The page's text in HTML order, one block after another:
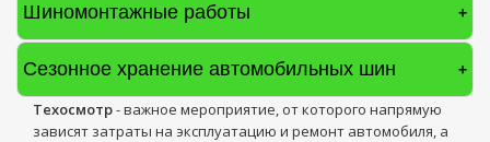
Шиномонтажные работы +
Сезонное хранение автомобильных шин +
Техосмотр- важное мероприятие, от которого напрямую
зависят затраты на эксплуатацию и ремонт автомобиля, а